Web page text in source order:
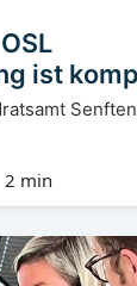
ist
2 min